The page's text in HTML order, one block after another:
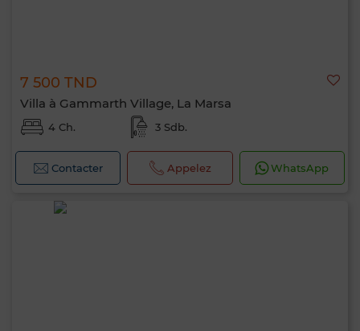
7 500 TND
Villa à Gammarth Village, La Marsa
4 Ch. 3 Sdb.
Contacter Appelez WhatsApp